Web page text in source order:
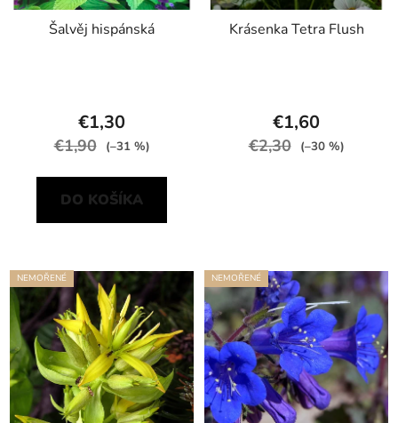
Šalvěj hispánská
€1,30
€1,90 (–31 %)
DO KOŠÍKA
Krásenka Tetra Flush
€1,60
€2,30 (–30 %)
NEMOŘENÉ NEMOŘENÉ